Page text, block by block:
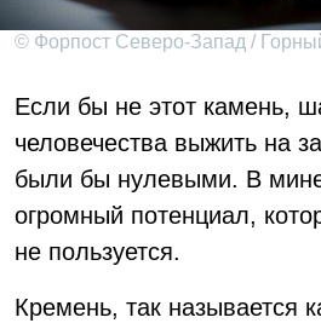
© Форпост Северо-Запад /
Если бы не этот камень,
человечества выжить на
были бы нулевыми. В
огромный потенциал,
не пользуется.
Кремень, так называется